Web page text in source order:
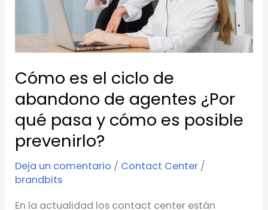
Cómo es el ciclo de
abandono de agentes ¿Por
qué pasa y cómo es posible
prevenirlo?
Deja un comentario / Contact Center /
brandbits
En la actualidad los contact center están
pasa
y
cómo
es
posible
prevenirlo?